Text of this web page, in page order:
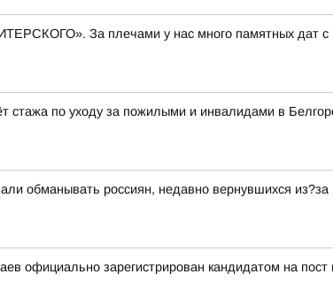
За плечами у нас много памятных дат с
стажа по уходу за пожилыми и инвалидами в
обманывать россиян, недавно вернувшихся из?за
официально зарегистрирован кандидатом на пост